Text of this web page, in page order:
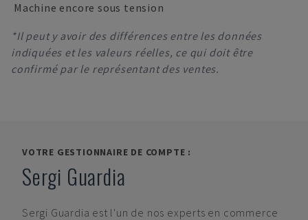
Machine encore sous tension
*Il peut y avoir des différences entre les données
indiquées et les valeurs réelles, ce qui doit être
confirmé par le représentant des ventes.
VOTRE GESTIONNAIRE DE COMPTE :
Sergi Guardia
Sergi Guardia est l'un de nos experts en commerce